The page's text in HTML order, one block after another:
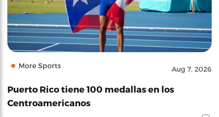
More Sports Aug 7, 2026
Puerto Rico tiene 100 medallas en los
Centroamericanos